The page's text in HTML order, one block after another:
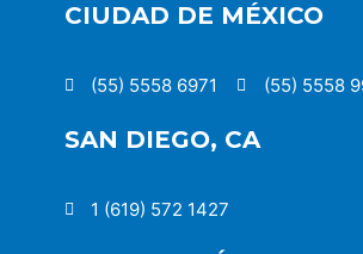
CIUDAD DE MÉXICO
(55) 5558 6971 (55) 5558
SAN DIEGO, CA
1 (619) 572 1427